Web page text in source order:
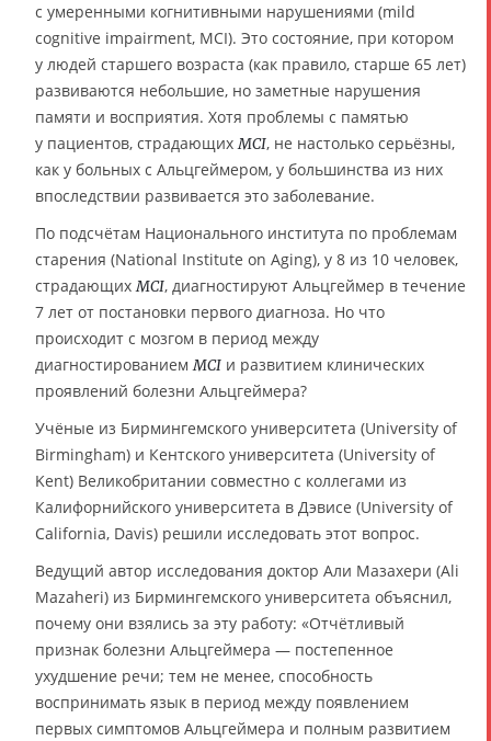
с умеренными когнитивными нарушениями (mild
cognitive impairment, MCI). Это состояние, при котором
у людей старшего возраста (как правило, старше 65 лет)
развиваются небольшие, но заметные нарушения
памяти и восприятия. Хотя проблемы с памятью
у пациентов, страдающихMCI, не настолько серьёзны,
как у больных с Альцгеймером, у большинства из них
впоследствии развивается это заболевание.
По подсчётам Национального института по проблемам
старения (National Institute on Aging), у 8 из 10 человек,
страдающихMCI, диагностируют Альцгеймер в течение
7 лет от постановки первого диагноза. Но что
происходит с мозгом в период между
диагностированиемMCI и развитием клинических
проявлений болезни Альцгеймера?
Учёные из Бирмингемского университета (University of
Birmingham) и Кентского университета (University of
Kent) Великобритании совместно с коллегами из
Калифорнийского университета в Дэвисе (University of
California, Davis) решили исследовать этот вопрос.
Ведущий автор исследования доктор Али Мазахери (Ali
Mazaheri) из Бирмингемского университета объяснил,
почему они взялись за эту работу: «Отчётливый
признак болезни Альцгеймера — постепенное
ухудшение речи; тем не менее, способность
воспринимать язык в период между появлением
первых симптомов Альцгеймера и полным развитием